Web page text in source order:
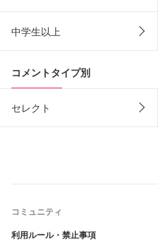
中学生以上
コメントタイプ別
セレクト
コミュニティ
利用ルール・禁止事項